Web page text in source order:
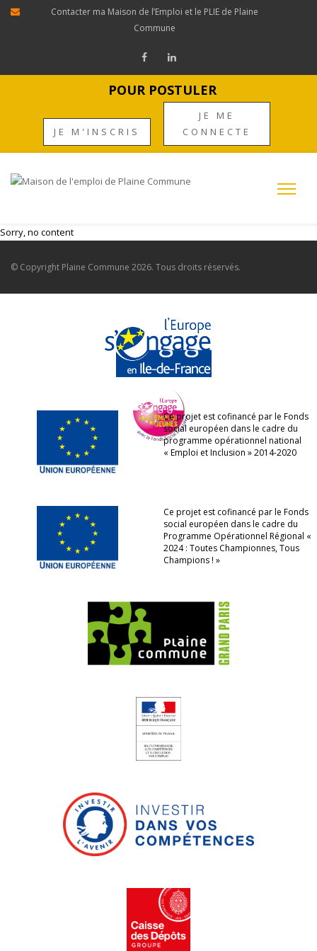
Contacter ma Maison de l’Emploi et le PLIE de Plaine
Commune
POUR POSTULER
JE M'INSCRIS
JE ME
CONNECTE
Sorry, no content
© Copyright Plaine Commune 2026. Tous droits réservés.
Ce projet est cofinancé par le Fonds
social européen dans le cadre du
programme opérationnel national
« Emploi et Inclusion » 2014-2020
Ce projet est cofinancé par le Fonds
social européen dans le cadre du
Programme Opérationnel Régional «
2024 : Toutes Championnes, Tous
Champions ! »